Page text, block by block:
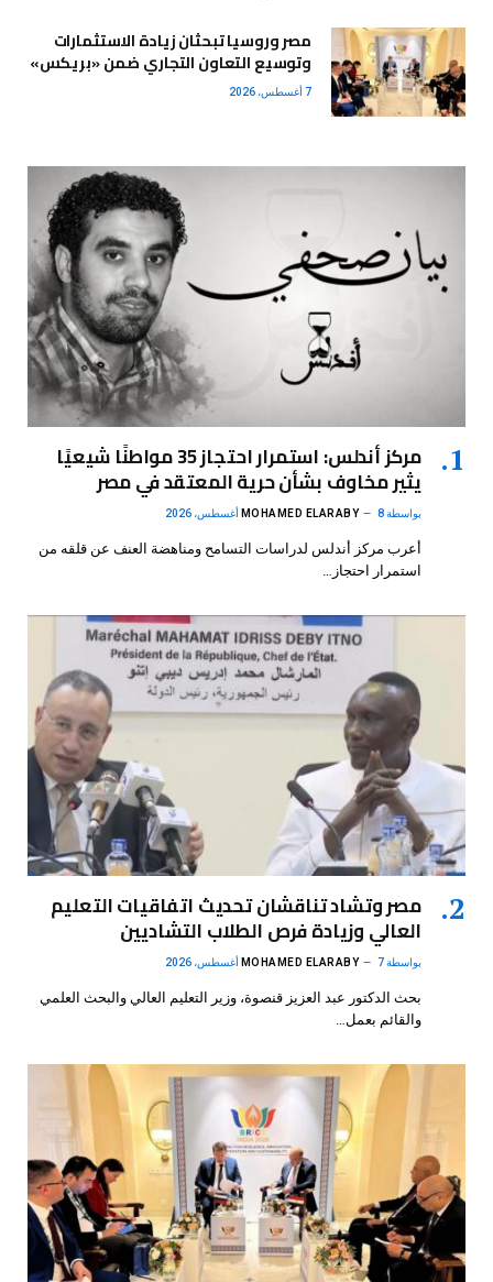
مصر وروسيا تبحثان زيادة الاستثمارات
وتوسيع التعاون التجاري ضمن «بريكس»
7 أغسطس، 2026
مركز أندلس: استمرار احتجاز 35 مواطنًا شيعيًا
يثير مخاوف بشأن حرية المعتقد في مصر
بواسطة MOHAMED ELARABY 8 أغسطس، 2026
أعرب مركز أندلس لدراسات التسامح ومناهضة العنف عن قلقه من
استمرار احتجاز…
مصر وتشاد تناقشان تحديث اتفاقيات التعليم
العالي وزيادة فرص الطلاب التشاديين
بواسطة MOHAMED ELARABY 7 أغسطس، 2026
بحث الدكتور عبد العزيز قنصوة، وزير التعليم العالي والبحث العلمي
والقائم بعمل…